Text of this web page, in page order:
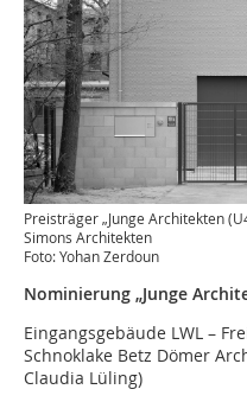
Preisträger „Junge Architekten
Simons Architekten
Foto: Yohan Zerdoun
Nominierung „Junge
Eingangsgebäude LWL –
Schnoklake Betz Dömer
Claudia Lüling)